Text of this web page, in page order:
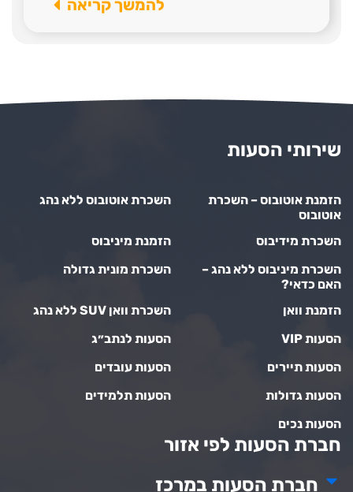
להמשך קריאה
שירותי הסעות
הזמנת אוטובוס – השכרת
אוטובוס
השכרת אוטובוס ללא נהג
השכרת מידיבוס
הזמנת מיניבוס
השכרת מיניבוס ללא נהג –
האם כדאי?
השכרת מונית גדולה
הזמנת וואן
השכרת וואן SUV ללא נהג
הסעות VIP
הסעות לנתב״ג
הסעות תיירים
הסעות עובדים
הסעות גדולות
הסעות תלמידים
הסעות נכים
חברת הסעות לפי אזור
חברת הסעות במרכז